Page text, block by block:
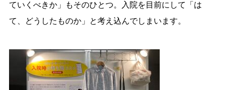
ていくべきか」もそのひとつ。入院を目前にして「は
て、どうしたものか」と考え込んでしまいます。